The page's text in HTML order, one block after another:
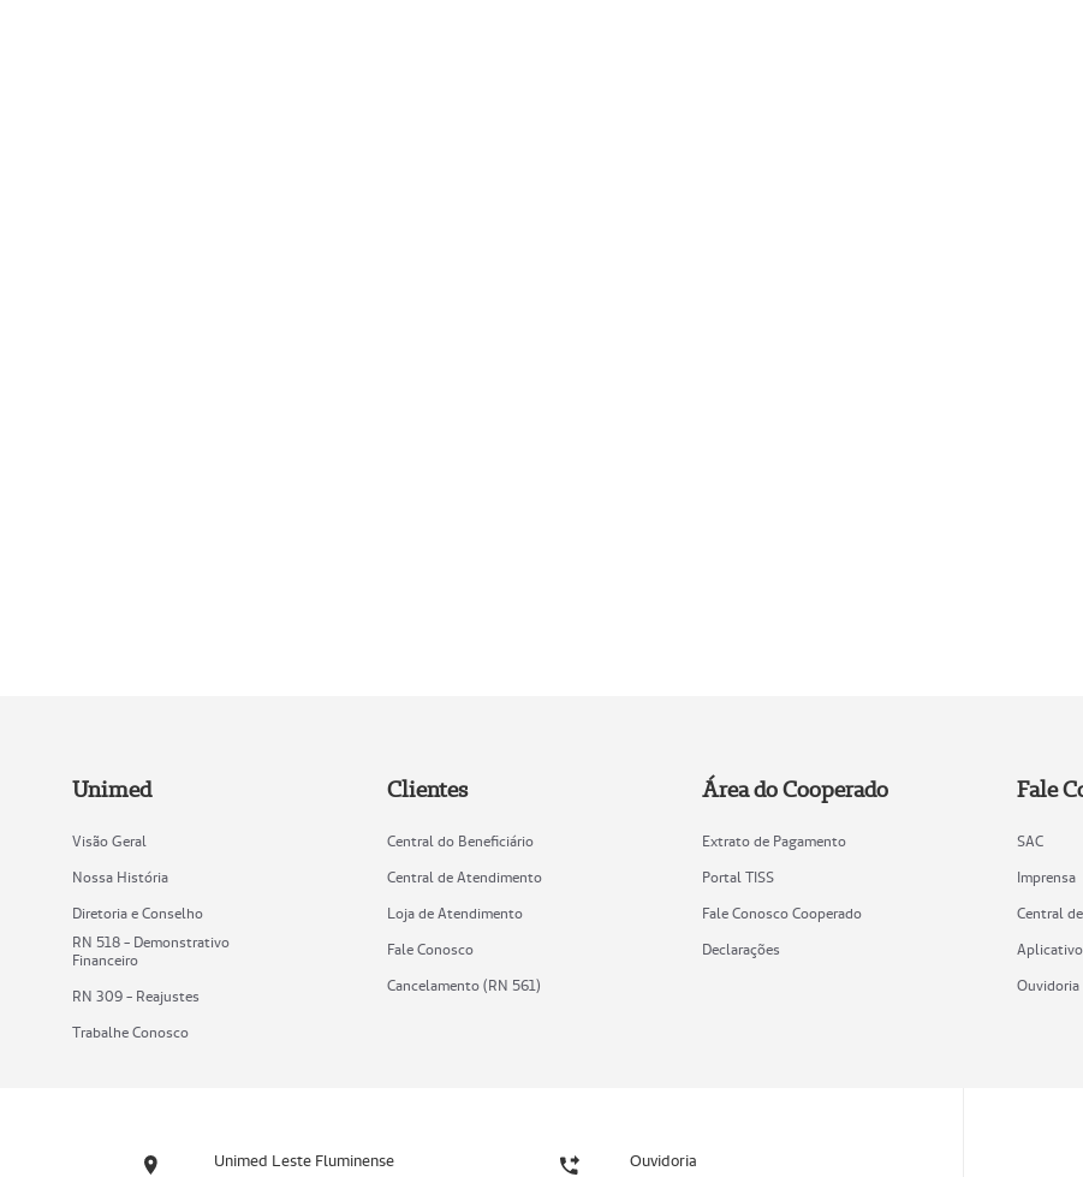
Unimed
Visão Geral
Nossa História
Diretoria e Conselho
RN 518 - Demonstrativo
Financeiro
RN 309 - Reajustes
Trabalhe Conosco
Clientes
Central do Beneficiário
Central de Atendimento
Loja de Atendimento
Fale Conosco
Cancelamento (RN 561)
Área do Cooperado
Extrato de Pagamento
Portal TISS
Fale Conosco Cooperado
Declarações
Fale
SAC
Imprensa
Central
Aplicativo
Ouvidoria
Unimed Leste Fluminense Ouvidoria